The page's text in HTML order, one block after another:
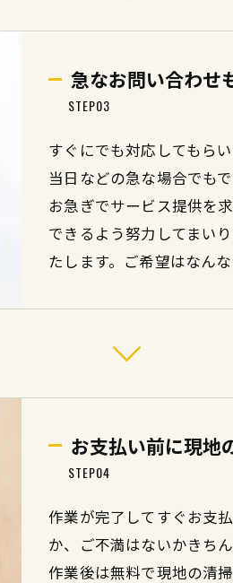
急なお問い合わせ
STEP03
すぐにでも対応してもら
当日などの急な場合でも
お急ぎでサービス提供を
できるよう努力してまい
たします。ご希望はなん
お支払い前に現地
STEP04
作業が完了してすぐお支
か、ご不満はないかきち
作業後は無料で現地の清